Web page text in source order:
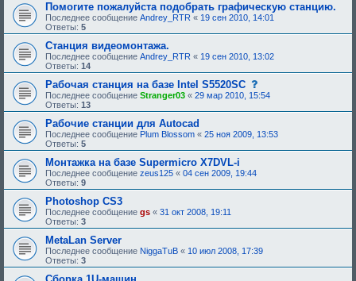
Помогите пожалуйста подобрать графическую станцию.
Последнее сообщение Andrey_RTR « 19 сен 2010, 14:01
Ответы: 5
Станция видеомонтажа.
Последнее сообщение Andrey_RTR « 19 сен 2010, 13:02
Ответы: 14
Рабочая станция на базе Intel S5520SC
о
о
б
е
н
и
р
е
Последнее сообщение Stranger03 « 29 мар 2010, 15:54
Ответы: 13
Рабочие станции для Autocad
Последнее сообщение Plum Blossom « 25 ноя 2009, 13:53
Ответы: 5
Монтажка на базе Supermicro X7DVL-i
Последнее сообщение zeus125 « 04 сен 2009, 19:44
Ответы: 9
Photoshop CS3
Последнее сообщение gs « 31 окт 2008, 19:11
Ответы: 3
MetaLan Server
Последнее сообщение NiggaTuB « 10 июл 2008, 17:39
Ответы: 3